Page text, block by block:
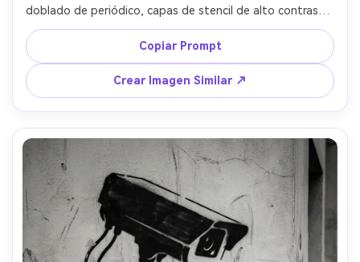
doblado de periódico, capas de stencil de alto contraste,
un acento naranja en el chaleco salvavidas, textura de
muro de puerto envejecido con pintura descascarada,
niebla de pintura en aerosol, ambiente documental
emotivo, fuerte composición vertical de póster, cielo de
espacio negativo para leyenda, lente de 85 mm, poca
profundidad de campo, iluminación suave cinematográfica
--ar 4:5
Copiar Prompt
Crear Imagen Similar ↗